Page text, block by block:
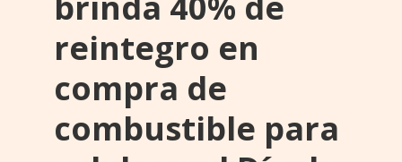
reintegro en
compra de
combustible para